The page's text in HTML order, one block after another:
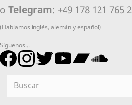
o Telegram: +49 178 121 765 2
(Hablamos inglés, alemán y español)
Síguenos...